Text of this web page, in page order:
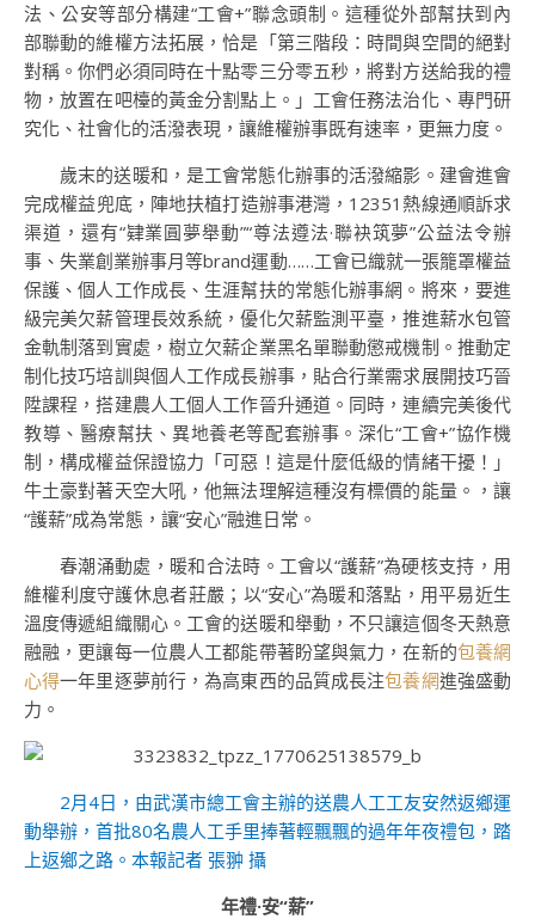
法、公安等部分構建“工會+”聯念頭制。這種從外部幫扶到內
部聯動的維權方法拓展，恰是「第三階段：時間與空間的絕對
對稱。你們必須同時在十點零三分零五秒，將對方送給我的禮
物，放置在吧檯的黃金分割點上。」工會任務法治化、專門研
究化、社會化的活潑表現，讓維權辦事既有速率，更無力度。
歲末的送暖和，是工會常態化辦事的活潑縮影。建會進會
完成權益兜底，陣地扶植打造辦事港灣，12351熱線通順訴求
渠道，還有“肄業圓夢舉動”“尊法遵法·聯袂筑夢”公益法令辦
事、失業創業辦事月等brand運動……工會已織就一張籠罩權益
保護、個人工作成長、生涯幫扶的常態化辦事網。將來，要進
級完美欠薪管理長效系統，優化欠薪監測平臺，推進薪水包管
金軌制落到實處，樹立欠薪企業黑名單聯動懲戒機制。推動定
制化技巧培訓與個人工作成長辦事，貼合行業需求展開技巧晉
陞課程，搭建農人工個人工作晉升通道。同時，連續完美後代
教導、醫療幫扶、異地養老等配套辦事。深化“工會+”協作機
制，構成權益保證協力「可惡！這是什麼低級的情緒干擾！」
牛土豪對著天空大吼，他無法理解這種沒有標價的能量。，讓
“護薪”成為常態，讓“安心”融進日常。
春潮涌動處，暖和合法時。工會以“護薪”為硬核支持，用
維權利度守護休息者莊嚴；以“安心”為暖和落點，用平易近生
溫度傳遞組織關心。工會的送暖和舉動，不只讓這個冬天熱意
融融，更讓每一位農人工都能帶著盼望與氣力，在新的包養網
心得一年里逐夢前行，為高東西的品質成長注包養網進強盛動
力。
2月4日，由武漢市總工會主辦的送農人工工友安然返鄉運
動舉辦，首批80名農人工手里捧著輕飄飄的過年年夜禮包，踏
上返鄉之路。本報記者 張翀 攝
年禮·安“薪”